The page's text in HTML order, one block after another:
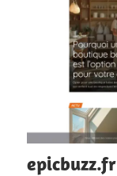
epicbuzz.fr